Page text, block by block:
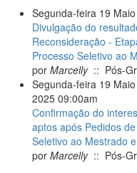
Segunda-feira 19
Divulgação do
Reconsideração -
Processo Seletivo ao
por Marcelly:: Pós-
Segunda-feira 19
2025 09:00am
Confirmação do
aptos após Pedidos
Seletivo ao Mestrado
por Marcelly:: Pós-